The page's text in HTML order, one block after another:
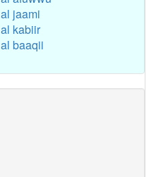
jaami
kabiir
baaqii